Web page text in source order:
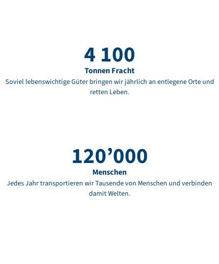
4 100
Tonnen Fracht
Soviel lebenswichtige Güter bringen wir jährlich an entlegene Orte und
retten Leben.
120’000
Menschen
Jedes Jahr transportieren wir Tausende von Menschen und verbinden
damit Welten.